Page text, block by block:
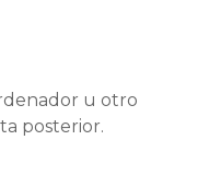
u otro
posterior.